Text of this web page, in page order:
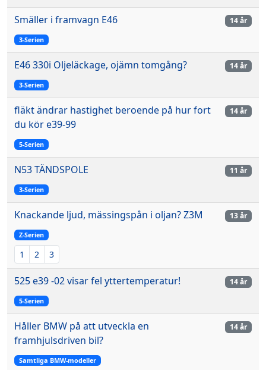
Smäller i framvagn E46
3-Serien
14 år
E46 330i Oljeläckage, ojämn tomgång?
3-Serien
14 år
fläkt ändrar hastighet beroende på hur fort
du kör e39-99
5-Serien
14 år
N53 TÄNDSPOLE
3-Serien
11 år
Knackande ljud, mässingspån i oljan? Z3M
Z-Serien
1 2 3
13 år
525 e39 -02 visar fel yttertemperatur!
5-Serien
14 år
Håller BMW på att utveckla en
framhjulsdriven bil?
Samtliga BMW-modeller
14 år